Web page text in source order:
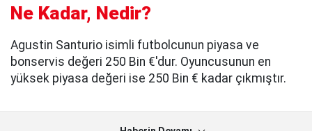
Ne Kadar, Nedir?
Agustin Santurio isimli futbolcunun piyasa ve
bonservis değeri 250 Bin €'dur. Oyuncusunun en
yüksek piyasa değeri ise 250 Bin € kadar çıkmıştır.